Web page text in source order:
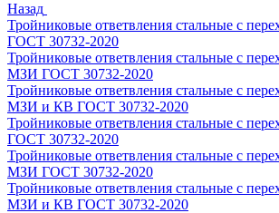
Назад
Тройниковые ответвления стальные с
ГОСТ 30732-2020
Тройниковые ответвления стальные с
МЗИ ГОСТ 30732-2020
Тройниковые ответвления стальные с
МЗИ и КВ ГОСТ 30732-2020
Тройниковые ответвления стальные с
ГОСТ 30732-2020
Тройниковые ответвления стальные с
МЗИ ГОСТ 30732-2020
Тройниковые ответвления стальные с
МЗИ и КВ ГОСТ 30732-2020